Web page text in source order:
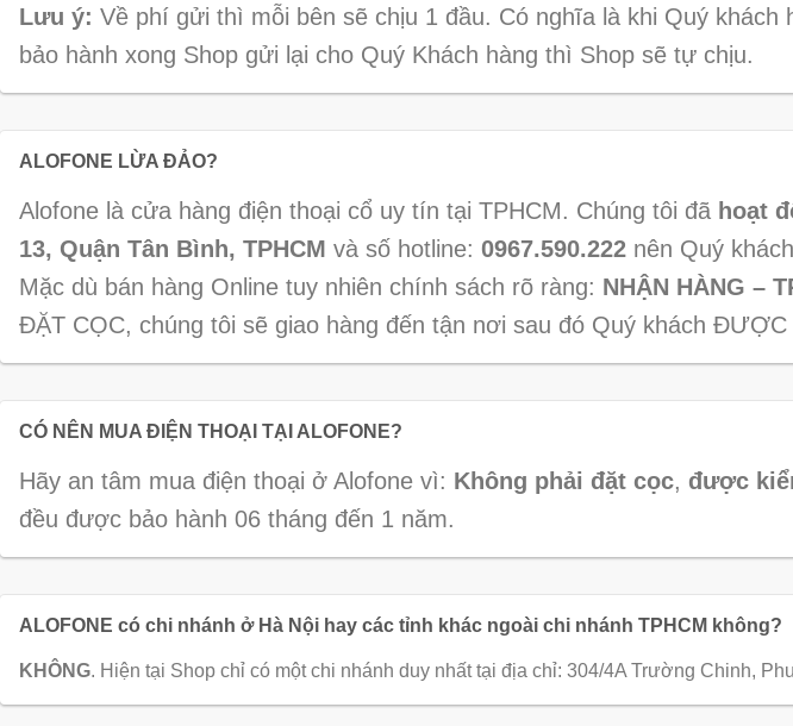
Lưu ý: Về phí gửi thì mỗi bên sẽ chịu 1 đầu. Có nghĩa là khi Quý
bảo hành xong Shop gửi lại cho Quý Khách hàng thì Shop sẽ tự chịu.
ALOFONE LỪA ĐẢO?
Alofone là cửa hàng điện thoại cổ uy tín tại TPHCM. Chúng tôi đã hoạt
13, Quận Tân Bình, TPHCM và số hotline: 0967.590.222 nên Quý
Mặc dù bán hàng Online tuy nhiên chính sách rõ ràng: NHẬN HÀNG –
ĐẶT CỌC, chúng tôi sẽ giao hàng đến tận nơi sau đó Quý khách
CÓ NÊN MUA ĐIỆN THOẠI TẠI ALOFONE?
Hãy an tâm mua điện thoại ở Alofone vì: Không phải đặt cọc, được
đều được bảo hành 06 tháng đến 1 năm.
ALOFONE có chi nhánh ở Hà Nội hay các tỉnh khác ngoài chi nhánh TPHCM không?
KHÔNG. Hiện tại Shop chỉ có một chi nhánh duy nhất tại địa chỉ: 304/4A Trường Chinh,